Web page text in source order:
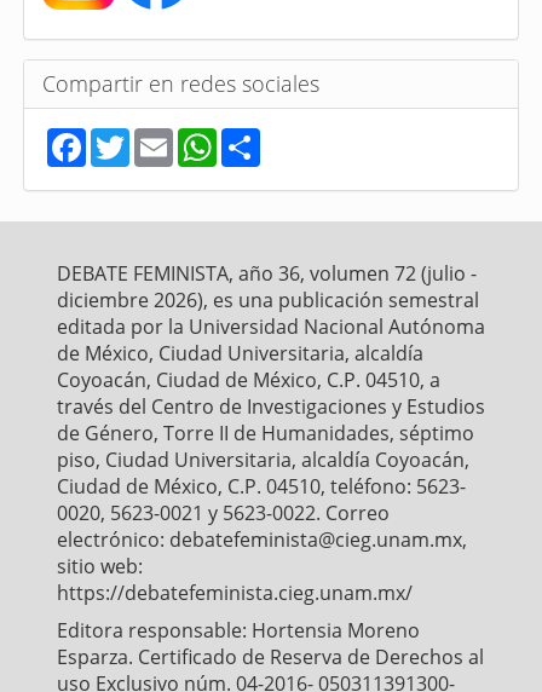
Compartir en redes sociales
F
a
e
b
k
T
w
t
t
E
m
i
l
W
h
t
s
p
S
h
r
e
DEBATE FEMINISTA, año 36, volumen 72 (julio -
diciembre 2026), es una publicación semestral
editada por la Universidad Nacional Autónoma
de México, Ciudad Universitaria, alcaldía
Coyoacán, Ciudad de México, C.P. 04510, a
través del Centro de Investigaciones y Estudios
de Género, Torre II de Humanidades, séptimo
piso, Ciudad Universitaria, alcaldía Coyoacán,
Ciudad de México, C.P. 04510, teléfono: 5623-
0020, 5623-0021 y 5623-0022. Correo
electrónico: debatefeminista@cieg.unam.mx,
sitio web:
https://debatefeminista.cieg.unam.mx/
Editora responsable: Hortensia Moreno
Esparza. Certificado de Reserva de Derechos al
uso Exclusivo núm. 04-2016- 050311391300-